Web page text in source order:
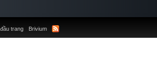
trang Brivium